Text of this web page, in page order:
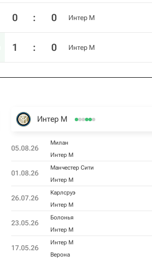
0 : 0 Интер М
1 : 0 Интер М
Интер М
05.08.26
Милан
Интер М
01.08.26
Манчестер Сити
Интер М
26.07.26
Карлсруэ
Интер М
23.05.26
Болонья
Интер М
17.05.26
Интер М
Верона